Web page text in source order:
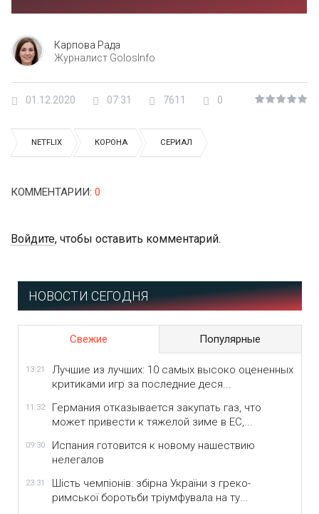
Карпова Рада
Журналист GolosInfo
01.12.2020 07:31 7611 0
NETFLIX КОРОНА СЕРИАЛ
КОММЕНТАРИИ: 0
Войдите, чтобы оставить комментарий.
НОВОСТИ СЕГОДНЯ
Свежие Популярные
13:21
Лучшие из лучших: 10 самых высоко оцененных
критиками игр за последние деся...
11:32
Германия отказывается закупать газ, что
может привести к тяжелой зиме в ЕС,...
09:30
Испания готовится к новому нашествию
нелегалов
23:31
Шість чемпіонів: збірна України з греко-
римської боротьби тріумфувала на ту...